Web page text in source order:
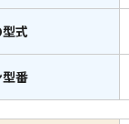
式
型番